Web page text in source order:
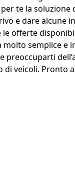
te la
e dare
offerte
semplice
preoccuparti
veicoli. Pronto